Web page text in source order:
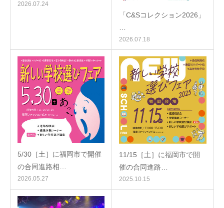
2026.07.24
「C&Sコレクション2026」
…
2026.07.18
5/30［土］に福岡市で開催
の合同進路相…
2026.05.27
11/15［土］に福岡市で開
催の合同進路…
2025.10.15